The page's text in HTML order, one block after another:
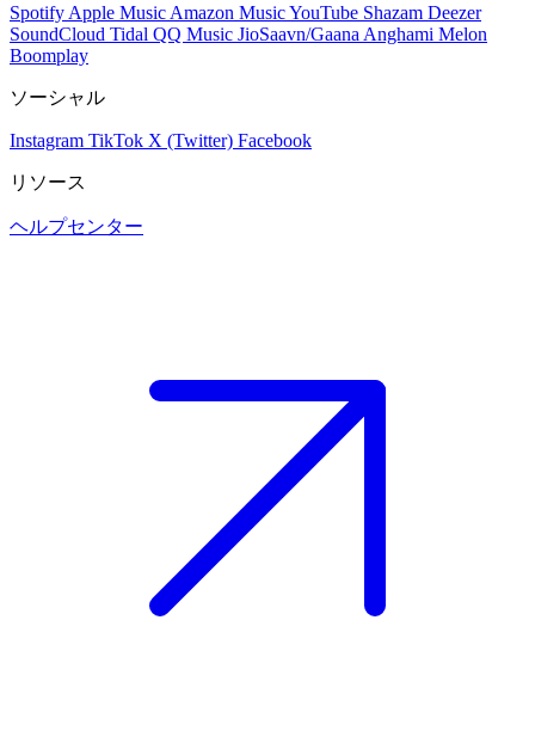
Spotify Apple Music Amazon MusicYouTube Shazam Deezer
SoundCloud Tidal QQ Music JioSaavn/Gaana Anghami Melon
Boomplay
ソーシャル
Instagram TikTok X (Twitter) Facebook
リソース
ヘルプセンター